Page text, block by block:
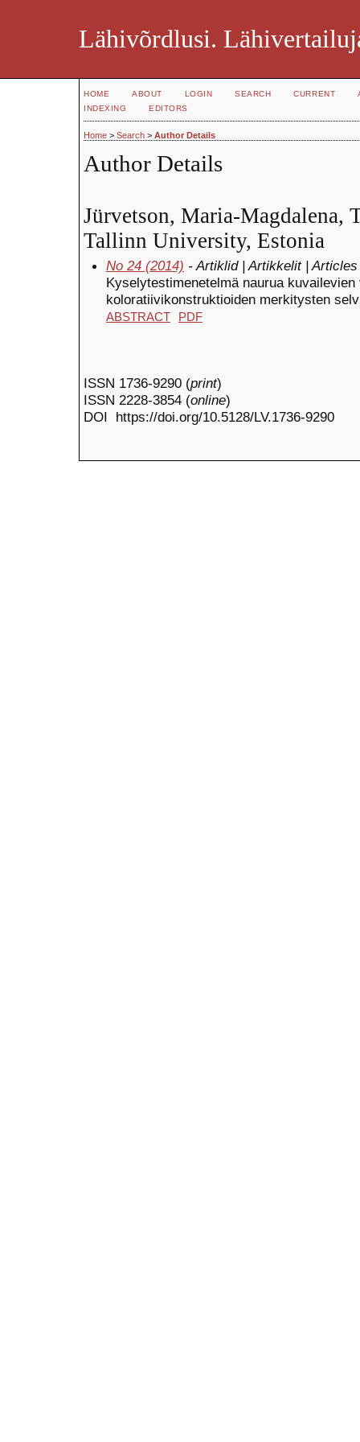
Lähivõrdlusi.
HOME ABOUT LOGIN SEARCH CURRENT
INDEXING
EDITORS
Home > Search > Author Details
Author Details
Jürvetson, Maria-Magdalena,
Tallinn University, Estonia
No 24 (2014) - Artiklid | Artikkelit | Articles
Kyselytestimenetelmä naurua kuvailevien
koloratiivikonstruktioiden merkitysten
ABSTRACT PDF
ISSN 1736-9290 (print)
ISSN 2228-3854 (online)
DOI https://doi.org/10.5128/LV.1736-9290